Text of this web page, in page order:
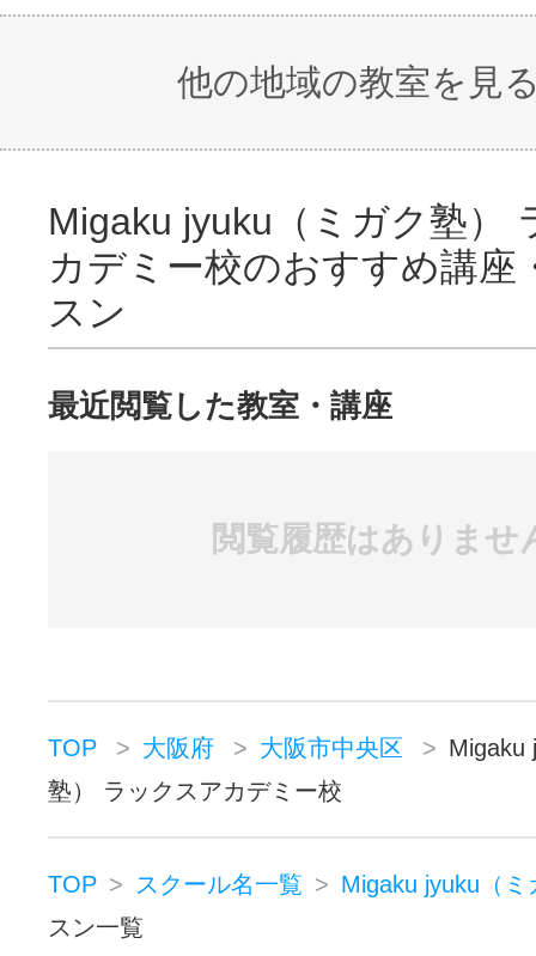
他の地域の教室を見
Migaku jyuku（ミガク塾）
カデミー校のおすすめ講座
スン
最近閲覧した教室・講座
閲覧履歴はありませ
TOP 大阪府 大阪市中央区
Migaku
塾） ラックスアカデミー校
TOP スクール名一覧
Migaku jyuku（ミ
スン一覧